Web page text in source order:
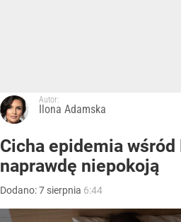
Autor:
Ilona Adamska
Cicha epidemia wśród
naprawdę niepokoją
Dodano:7 sierpnia 6:44